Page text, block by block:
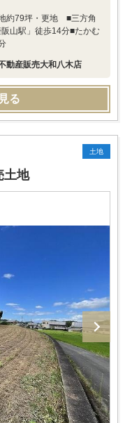
約79坪・更地 ■三方角
山駅」徒歩14分■たかむ
動産販売大和八木店
る
土地
土地